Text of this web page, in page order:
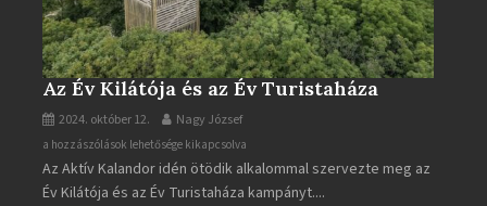
Az Év Kilátója és az Év Turistaháza
2024. október 12. Nagy József
Az
Év
Kilátója
a hozzászólások lehetősége kikapcsolva
Az Aktív Kalandor idén ötödik alkalommal szervezte meg az
Év Kilátója és az Év Turistaháza kampányt....